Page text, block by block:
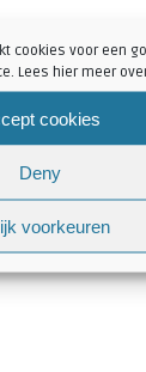
cookies voor een
Lees hier meer
cookies
Deny
voorkeuren